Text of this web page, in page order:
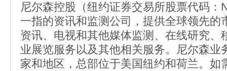
尼尔森控股（纽约证券交易所股票代码：
一指的资讯和监测公司，提供全球领先的
资讯、电视和其他媒体监测、在线研究、
业展览服务以及其他相关服务。尼尔森业
家和地区，总部位于美国纽约和荷兰。如